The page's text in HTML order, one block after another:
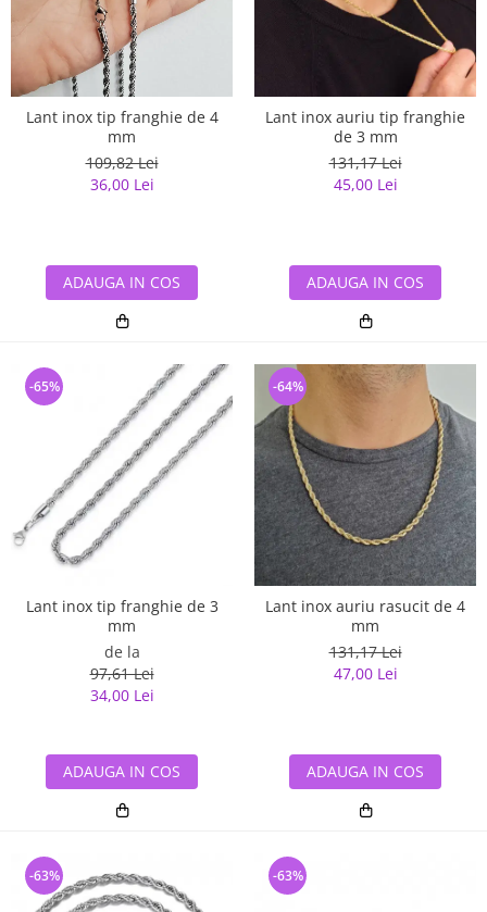
Lant inox tip franghie de 4
mm
109,82 Lei
36,00 Lei
ADAUGA IN COS
Lant inox auriu tip franghie
de 3 mm
131,17 Lei
45,00 Lei
ADAUGA IN COS
Lant inox tip franghie de 3
mm
de la
97,61 Lei
34,00 Lei
-65%
ADAUGA IN COS
Lant inox auriu rasucit de 4
mm
131,17 Lei
47,00 Lei
-64%
ADAUGA IN COS
-63% -63%